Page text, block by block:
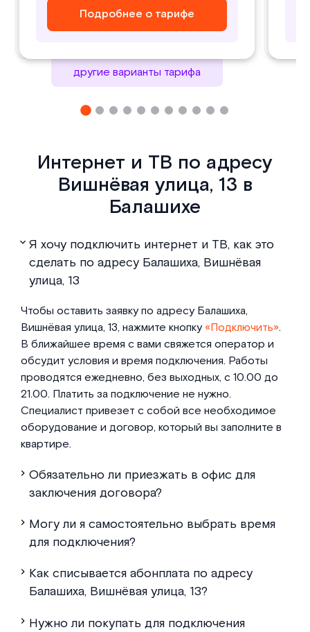
Подробнее о тарифе
Подробнее о тарифе
Подробнее о тарифе
Подробнее о тарифе
другие варианты тарифа
Интернет и ТВ по адресу
Вишнёвая улица, 13 в
Балашихе
Я хочу подключить интернет и ТВ, как это
сделать по адресу Балашиха, Вишнёвая
улица, 13
Чтобы оставить заявку по адресу Балашиха,
Вишнёвая улица, 13, нажмите кнопку«Подключить».
В ближайшее время с вами свяжется оператор и
обсудит условия и время подключения. Работы
проводятся ежедневно, без выходных, с 10.00 до
21.00. Платить за подключение не нужно.
Специалист привезет с собой все необходимое
оборудование и договор, который вы заполните в
квартире.
Обязательно ли приезжать в офис для
заключения договора?
Могу ли я самостоятельно выбрать время
для подключения?
Как списывается абонплата по адресу
Балашиха, Вишнёвая улица, 13?
Нужно ли покупать для подключения